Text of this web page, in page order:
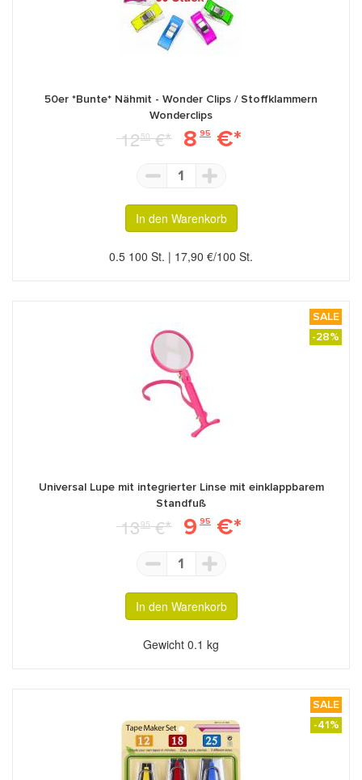
50er *Bunte* Nähmit - Wonder Clips / Stoffklammern
Wonderclips
1250€* 8 95 €*
1
In den Warenkorb
0.5 100 St. | 17,90 €/100 St.
SALE
-28%
Universal Lupe mit integrierter Linse mit einklappbarem
Standfuß
1395€* 9 95 €*
1
In den Warenkorb
Gewicht 0.1 kg
SALE
-41%